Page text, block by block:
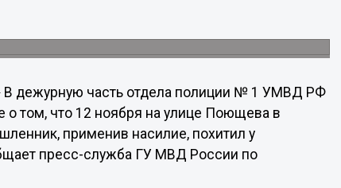
В дежурную часть отдела полиции № 1 УМВД РФ
том, что 12 ноября на улице Поющева в
применив насилие, похитил у
пресс-служба ГУ МВД России по